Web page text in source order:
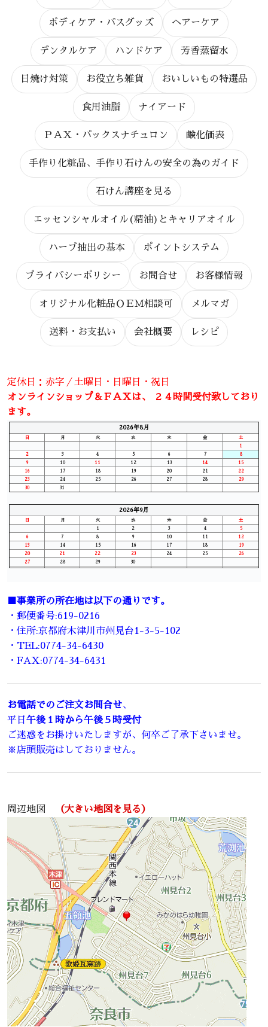
ボディケア・バスグッズ ヘアーケア
デンタルケア ハンドケア 芳香蒸留水
日焼け対策 お役立ち雑貨 おいしいもの特選品
食用油脂 ナイアード
ＰＡＸ・パックスナチュロン 鹸化価表
手作り化粧品、手作り石けんの安全の為のガイド
石けん講座を見る
エッセンシャルオイル(精油)とキャリアオイル
ハーブ抽出の基本 ポイントシステム
プライバシーポリシー お問合せ お客様情報
オリジナル化粧品ＯＥＭ相談可 メルマガ
送料・お支払い 会社概要 レシピ
定休日：赤字／土曜日・日曜日・祝日
オンラインショップ＆ＦＡＸは、 ２４時間受付致しており
ます。
2026年8月
日 月 火 水 木 金
土
1
2
3 4 5 6 7
8
9
10 11 12 13 14
15
16
17 18 19 20 21
22
23
24 25 26 27 28
29
30
31
2026年9月
日 月 火 水 木 金
土
1
2 3 4
5
6
7 8 9 10 11
12
13
14 15 16 17 18
19
20
21 22 23 24 25
26
27
28 29 30
■事業所の所在地は以下の通りです。
・郵便番号:619-0216
・住所:京都府木津川市州見台1-3-5-102
・TEL:0774-34-6430
・FAX:0774-34-6431
お電話でのご注文お問合せ、
平日 午後１時から午後５時受付
ご迷惑をお掛けいたしますが、何卒ご了承下さいませ。
※店頭販売はしておりません。
周辺地図 （大きい地図を見る）